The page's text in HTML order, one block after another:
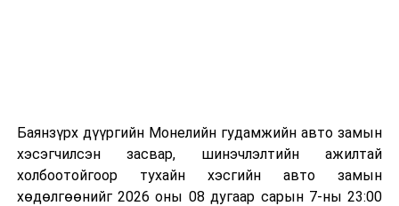
болон дулааны эрчим хүч үйлдвэрлэхэд ашиглаж
болдог. Зарим технологийн хувьд шаталтын дараа
үлдэх үнснээс фосфор зэрэг ашигт эрдсийг сэргээн
авах боломжтой аж.
Баянзүрх дүүргийн Монелийн гудамжийн авто замын
хэсэгчилсэн засвар, шинэчлэлтийн ажилтай
холбоотойгоор тухайн хэсгийн авто замын
хөдөлгөөнийг 2026 оны 08 дугаар сарын 7-ны 23:00